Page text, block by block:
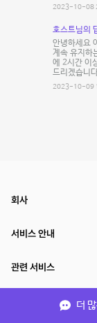
2023-10-08
호스트님의
안녕하세요
계속 유지하
에 2시간 이
드리겠습니
2023-10-09
더
회사
서비스 안내
관련 서비스